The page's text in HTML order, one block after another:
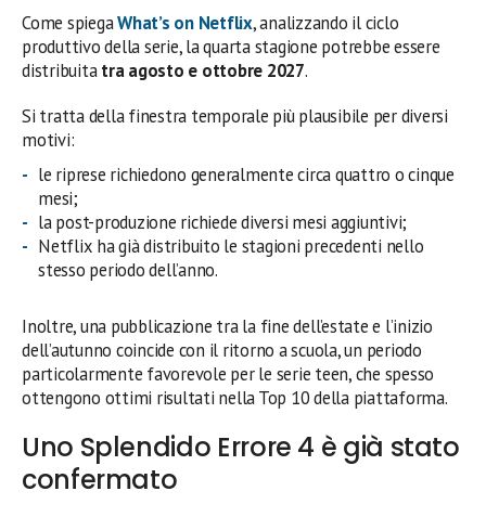
Come spiegaWhat’s on Netflix, analizzando il ciclo
produttivo della serie, la quarta stagione potrebbe essere
distribuitatra agosto e ottobre 2027.
Si tratta della finestra temporale più plausibile per diversi
motivi:
le riprese richiedono generalmente circa quattro o cinque
mesi;
la post-produzione richiede diversi mesi aggiuntivi;
Netflix ha già distribuito le stagioni precedenti nello
stesso periodo dell’anno.
Inoltre, una pubblicazione tra la fine dell’estate e l’inizio
dell’autunno coincide con il ritorno a scuola, un periodo
particolarmente favorevole per le serie teen, che spesso
ottengono ottimi risultati nella Top 10 della piattaforma.
Uno Splendido Errore 4 è già stato
confermato